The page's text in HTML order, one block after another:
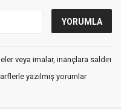
veya imalar, inançlara saldırı
yazılmış yorumlar